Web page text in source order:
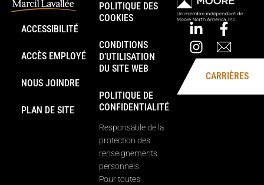
ACCESSIBILITÉ
ACCÈS EMPLOYÉ
NOUS JOINDRE
PLAN DE SITE
POLITIQUE DES
COOKIES
CONDITIONS
D’UTILISATION
DU SITE WEB
POLITIQUE DE
CONFIDENTIALITÉ
Responsable de la
protection des
renseignements
personnels
Pour toutes
CARRIÈRES